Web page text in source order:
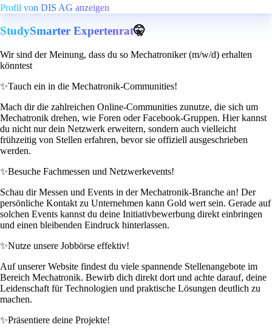
Profil von DIS AG anzeigen
StudySmarter Expertenrat🤫
Wir sind der Meinung, dass du so Mechatroniker (m/w/d) erhalten
könntest
✨Tauch ein in die Mechatronik-Communities!
Mach dir die zahlreichen Online-Communities zunutze, die sich um
Mechatronik drehen, wie Foren oder Facebook-Gruppen. Hier kannst
du nicht nur dein Netzwerk erweitern, sondern auch vielleicht
frühzeitig von Stellen erfahren, bevor sie offiziell ausgeschrieben
werden.
✨Besuche Fachmessen und Netzwerkevents!
Schau dir Messen und Events in der Mechatronik-Branche an! Der
persönliche Kontakt zu Unternehmen kann Gold wert sein. Gerade auf
solchen Events kannst du deine Initiativbewerbung direkt einbringen
und einen bleibenden Eindruck hinterlassen.
✨Nutze unsere Jobbörse effektiv!
Auf unserer Website findest du viele spannende Stellenangebote im
Bereich Mechatronik. Bewirb dich direkt dort und achte darauf, deine
Leidenschaft für Technologien und praktische Lösungen deutlich zu
machen.
✨Präsentiere deine Projekte!